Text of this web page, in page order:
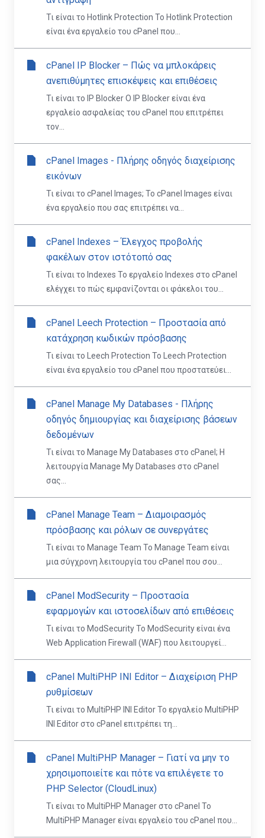
Τι είναι το Hotlink Protection Το Hotlink Protection
είναι ένα εργαλείο του cPanel που...
cPanel IP Blocker – Πώς να μπλοκάρεις
ανεπιθύμητες επισκέψεις και επιθέσεις
Τι είναι το IP Blocker Ο IP Blocker είναι ένα
εργαλείο ασφαλείας του cPanel που επιτρέπει
τον...
cPanel Images - Πλήρης οδηγός διαχείρισης
εικόνων
Τι είναι το cPanel Images; Το cPanel Images είναι
ένα εργαλείο που σας επιτρέπει να...
cPanel Indexes – Έλεγχος προβολής
φακέλων στον ιστότοπό σας
Τι είναι το Indexes Το εργαλείο Indexes στο cPanel
ελέγχει το πώς εμφανίζονται οι φάκελοι του...
cPanel Leech Protection – Προστασία από
κατάχρηση κωδικών πρόσβασης
Τι είναι το Leech Protection Το Leech Protection
είναι ένα εργαλείο του cPanel που προστατεύει...
cPanel Manage My Databases - Πλήρης
οδηγός δημιουργίας και διαχείρισης βάσεων
δεδομένων
Τι είναι το Manage My Databases στο cPanel; Η
λειτουργία Manage My Databases στο cPanel
σας...
cPanel Manage Team – Διαμοιρασμός
πρόσβασης και ρόλων σε συνεργάτες
Τι είναι το Manage Team Το Manage Team είναι
μια σύγχρονη λειτουργία του cPanel που σου...
cPanel ModSecurity – Προστασία
εφαρμογών και ιστοσελίδων από επιθέσεις
Τι είναι το ModSecurity Το ModSecurity είναι ένα
Web Application Firewall (WAF) που λειτουργεί...
cPanel MultiPHP INI Editor – Διαχείριση PHP
ρυθμίσεων
Τι είναι το MultiPHP INI Editor Το εργαλείο MultiPHP
INI Editor στο cPanel επιτρέπει τη...
cPanel MultiPHP Manager – Γιατί να μην το
χρησιμοποιείτε και πότε να επιλέγετε το
PHP Selector (CloudLinux)
Τι είναι το MultiPHP Manager στο cPanel Το
MultiPHP Manager είναι εργαλείο του cPanel που...